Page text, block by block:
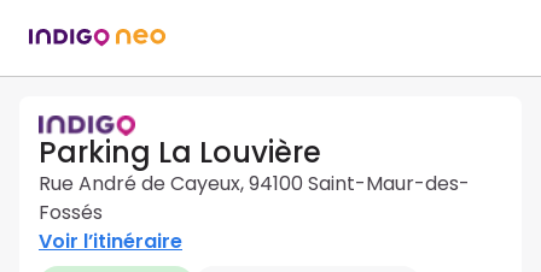
Parking La Louvière
Rue André de Cayeux, 94100 Saint-Maur-des-
Fossés
Voir l’itinéraire